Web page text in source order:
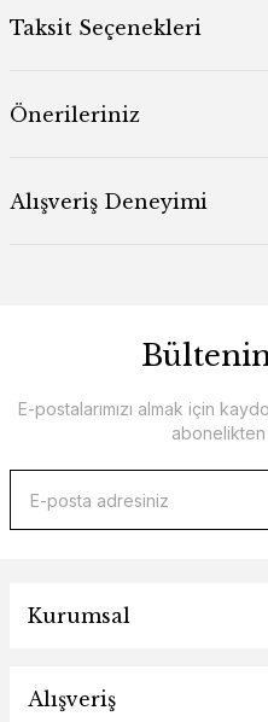
Taksit Seçenekleri
Önerileriniz
Alışveriş Deneyimi
E-postalarımızı almak için
abonelikten
Kurumsal
Alışveriş